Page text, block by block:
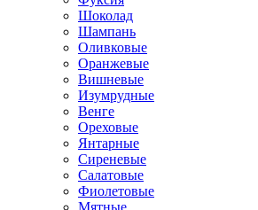
Шоколад
Шампань
Оливковые
Оранжевые
Вишневые
Изумрудные
Венге
Ореховые
Янтарные
Сиреневые
Салатовые
Фиолетовые
Мятные